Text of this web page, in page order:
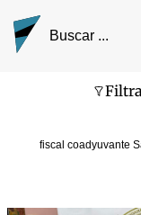
fiscal coadyuvante
Pantalla de